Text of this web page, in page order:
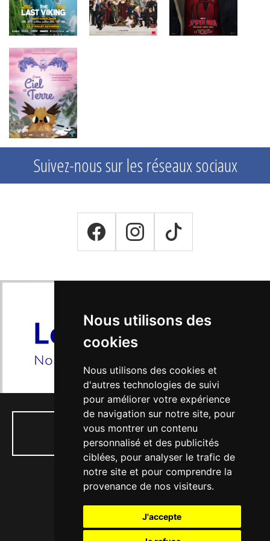
Nous utilisons des
cookies
Nous utilisons des cookies et
d'autres technologies de suivi
pour améliorer votre expérience
de navigation sur notre site, pour
vous montrer un contenu
personnalisé et des publicités
ciblées, pour analyser le trafic de
notre site et pour comprendre la
provenance de nos visiteurs.
J'accepte
Suivez-nous sur les réseaux sociaux
01 34 74 04 53
77, rue Paul Doumer - 56, Bd Victor Hugo
78130 LES MUREAUX